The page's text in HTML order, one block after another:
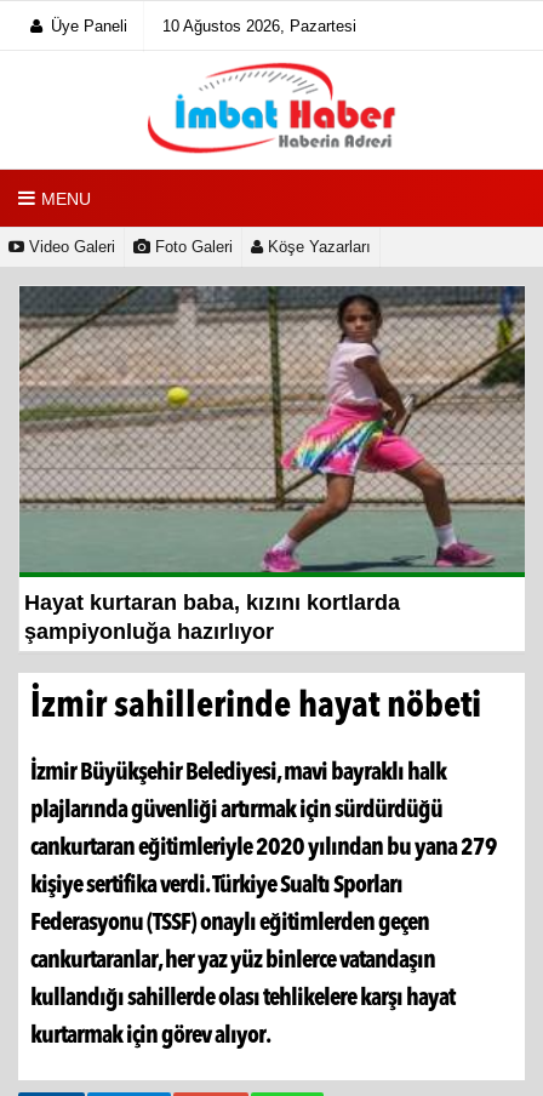
Üye Paneli 10 Ağustos 2026, Pazartesi
MENU
Video Galeri Foto Galeri Köşe Yazarları
Zam bekliyorduk indirim oldu
İzmir sahillerinde hayat nöbeti
plajlarında güvenliği artırmak için sürdürdüğü
cankurtaran eğitimleriyle 2020 yılından bu yana 279
kişiye sertifika verdi. Türkiye Sualtı Sporları
Federasyonu (TSSF) onaylı eğitimlerden geçen
cankurtaranlar, her yaz yüz binlerce vatandaşın
kullandığı sahillerde olası tehlikelere karşı hayat
kurtarmak için görev alıyor.
Paylaş Tweetle Google Paylaş